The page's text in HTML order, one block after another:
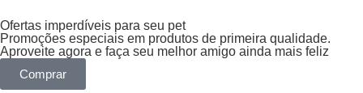
Ofertas imperdíveis para seu pet
Promoções especiais em produtos de primeira qualidade.
Aproveite agora e faça seu melhor amigo ainda mais feliz
Comprar